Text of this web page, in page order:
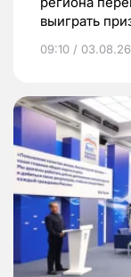
выиграть
09:10 / 03.08.26